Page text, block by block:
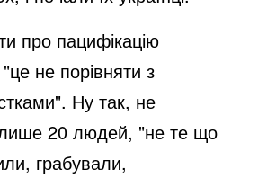
про пацифікацію
не порівняти з
Ну так, не
20 людей, "не те що
грабували,